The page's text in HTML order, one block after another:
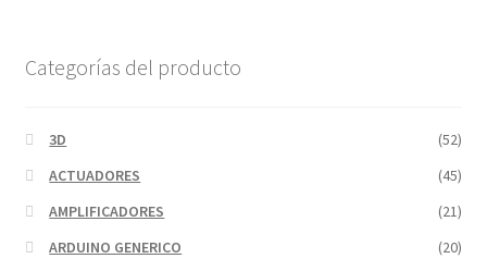
Categorías del producto
3D
(52)
ACTUADORES
(45)
AMPLIFICADORES
(21)
ARDUINO GENERICO
(20)